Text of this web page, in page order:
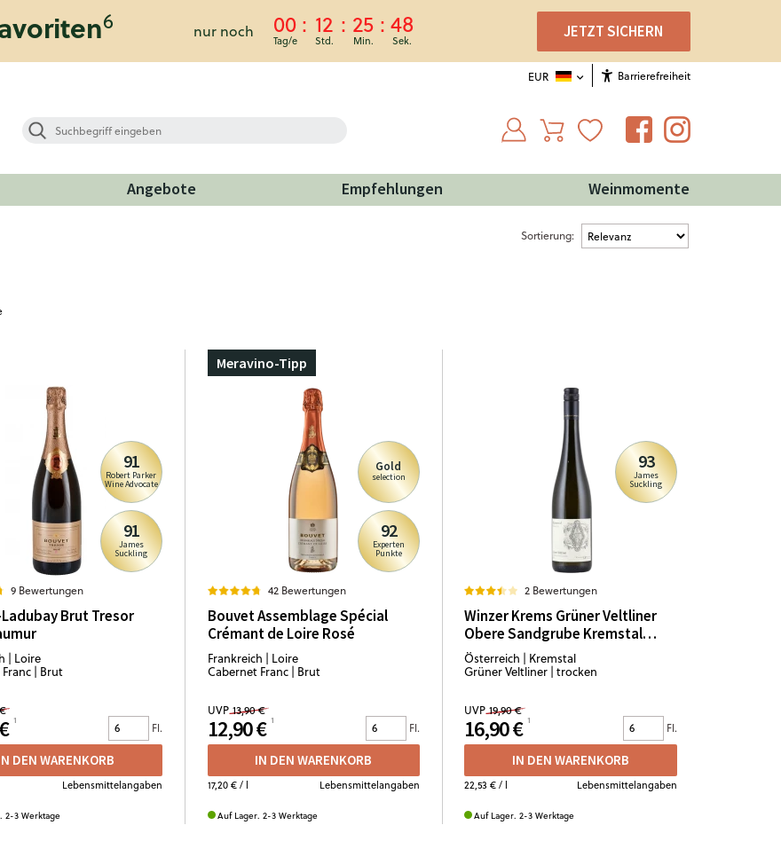
6 nur noch 00 12 25 47 JETZT SICHERN
Barrierefreiheit
EUR
Angebote Empfehlungen Weinmomente
Sortierung:
91
Robert Parker
Wine Advocate
91
James
Suckling
9 Bewertungen
Brut Tresor
| Loire
| Brut
Fl.
DEN WARENKORB
Lebensmittelangaben
2-3 Werktage
Meravino-Tipp
Gold
selection
92
Experten
Punkte
42 Bewertungen
Bouvet Assemblage Spécial
Crémant de Loire Rosé
Frankreich | Loire
Cabernet Franc | Brut
UVP 13,90 €
12,90 € Fl.
IN DEN WARENKORB
17,20 €/ l Lebensmittelangaben
Auf Lager. 2-3 Werktage
93
James
Suckling
2 Bewertungen
Winzer Krems Grüner Veltliner
Obere Sandgrube Kremstal
Reserve 2022
Österreich | Kremstal
Grüner Veltliner | trocken
UVP 19,90 €
16,90 € Fl.
IN DEN WARENKORB
22,53 €/ l Lebensmittelangaben
Auf Lager. 2-3 Werktage